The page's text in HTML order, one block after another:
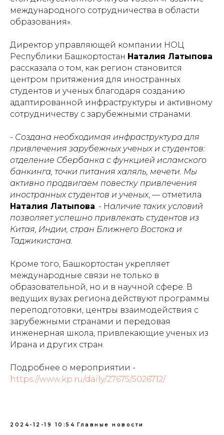
международного сотрудничества в области
образования».
Директор управляющей компании НОЦ
Республики Башкортостан Наталия Латыпова
рассказала о том, как регион становится
центром притяжения для иностранных
студентов и ученых благодаря созданию
адаптированной инфраструктуры и активному
сотрудничеству с зарубежными странами.
- Создана необходимая инфраструктура для
привлечения зарубежных ученых и студентов:
отделение Сбербанка с функцией исламского
банкинга, точки питания халяль, мечети. Мы
активно продвигаем повестку привлечения
иностранных студентов и ученых, — отметила
Наталия Латыпова. - Наличие таких условий
позволяет успешно привлекать студентов из
Китая, Индии, стран Ближнего Востока и
Таджикистана.
Кроме того, Башкортостан укрепляет
международные связи не только в
образовательной, но и в научной сфере. В
ведущих вузах региона действуют программы
переподготовки, центры взаимодействия с
зарубежными странами и передовая
инженерная школа, привлекающие ученых из
Ирана и других стран.
Подробнее о мероприятии -
https://www.kp.ru/daily/27675/5026712/
2024-12-19 10:54 Главные новости